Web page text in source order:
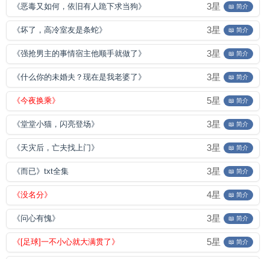
《恶毒又如何，依旧有人跪下求当狗》 3星 📖 简介
《坏了，高冷室友是条蛇》 3星 📖 简介
《强抢男主的事情宿主他顺手就做了》 3星 📖 简介
《什么你的未婚夫？现在是我老婆了》 3星 📖 简介
《今夜换乘》 5星 📖 简介
《堂堂小猫，闪亮登场》 3星 📖 简介
《天灾后，亡夫找上门》 3星 📖 简介
《而已》txt全集 3星 📖 简介
《没名分》 4星 📖 简介
《问心有愧》 3星 📖 简介
《[足球]一不小心就大满贯了》 5星 📖 简介